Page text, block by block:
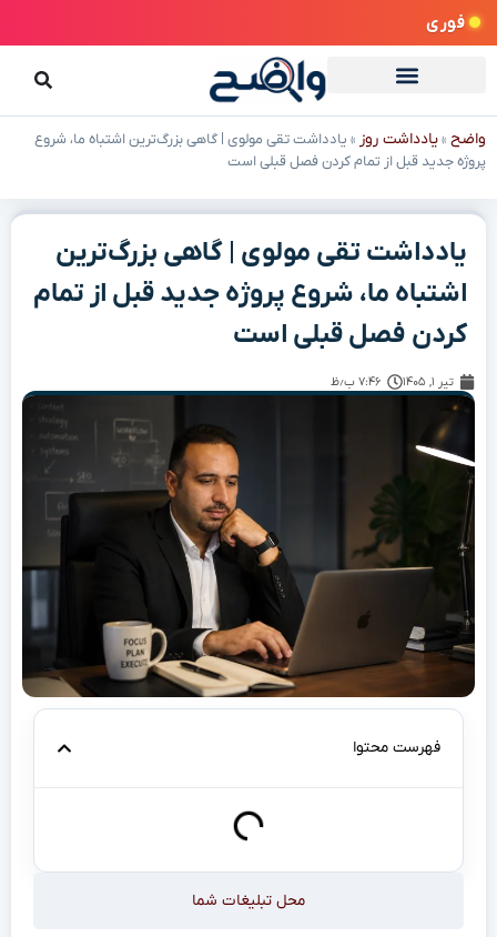
فوری
واضح »یادداشت روز » یادداشت تقی مولوی | گاهی بزرگ‌ترین اشتباه ما، شروع
پروژه جدید قبل از تمام کردن فصل قبلی است
یادداشت تقی مولوی | گاهی بزرگ‌ترین
اشتباه ما، شروع پروژه جدید قبل از تمام
کردن فصل قبلی است
تیر ۱, ۱۴۰۵ ۷:۴۶ ب٫ظ
فهرست محتوا
محل تبلیغات شما